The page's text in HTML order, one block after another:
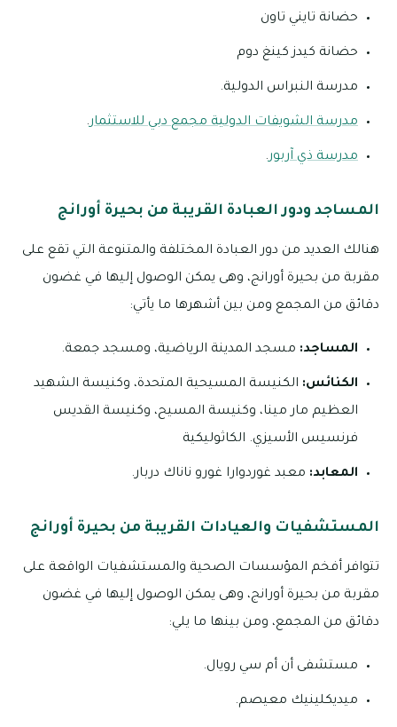
حضانة تايني تاون
حضانة كيدز كينغ دوم
مدرسة النبراس الدولية.
مدرسة الشويفات الدولية مجمع دبي للاستثمار.
مدرسة ذي آربور.
المساجد ودور العبادة القريبة من بحيرة أورانج
هنالك العديد من دور العبادة المختلفة والمتنوعة التي تقع على
مقربة من بحيرة أورانج، وهى يمكن الوصول إليها في غضون
دقائق من المجمع ومن بين أشهرها ما يأتي:
المساجد: مسجد المدينة الرياضية، ومسجد جمعة.
الكنائس: الكنيسة المسيحية المتحدة، وكنيسة الشهيد
العظيم مار مينا، وكنيسة المسيح، وكنيسة القديس
فرنسيس الأسيزي. الكاثوليكية
المعابد: معبد غوردوارا غورو ناناك دربار.
المستشفيات والعيادات القريبة من بحيرة أورانج
تتوافر أفخم المؤسسات الصحية والمستشفيات الواقعة على
مقربة من بحيرة أورانج، وهى يمكن الوصول إليها في غضون
دقائق من المجمع، ومن بينها ما يلي:
مستشفى أن أم سي رويال.
ميديكلينيك معيصم.